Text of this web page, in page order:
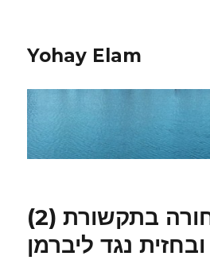
Yohay Elam
עבודה שחורה בתקשורת (2)
ובחזית נגד ליברמן